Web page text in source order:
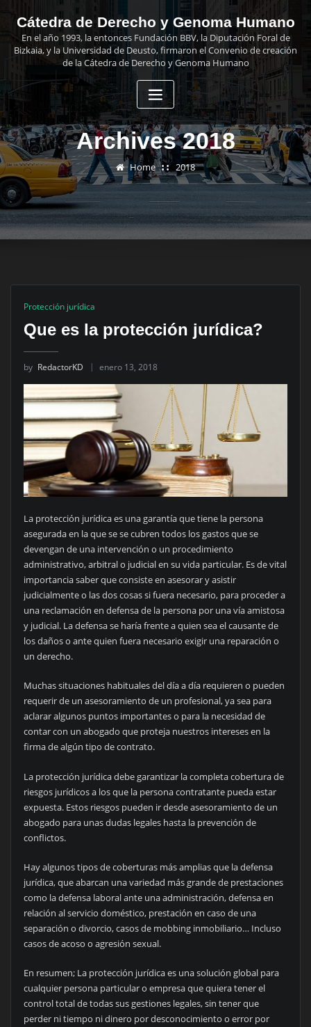
content
Cátedra de Derecho y Genoma Humano
En el año 1993, la entonces Fundación BBV, la Diputación Foral de
Bizkaia, y la Universidad de Deusto, firmaron el Convenio de creación
de la Cátedra de Derecho y Genoma Humano
Archives 2018
Home 2018
Protección jurídica
Que es la protección jurídica?
by RedactorKD enero 13, 2018
La protección jurídica es una garantía que tiene la persona
asegurada en la que se se cubren todos los gastos que se
devengan de una intervención o un procedimiento
administrativo, arbitral o judicial en su vida particular. Es de vital
importancia saber que consiste en asesorar y asistir
judicialmente o las dos cosas si fuera necesario, para proceder a
una reclamación en defensa de la persona por una vía amistosa
y judicial. La defensa se haría frente a quien sea el causante de
los daños o ante quien fuera necesario exigir una reparación o
un derecho.
Muchas situaciones habituales del día a día requieren o pueden
requerir de un asesoramiento de un profesional, ya sea para
aclarar algunos puntos importantes o para la necesidad de
contar con un abogado que proteja nuestros intereses en la
firma de algún tipo de contrato.
La protección jurídica debe garantizar la completa cobertura de
riesgos jurídicos a los que la persona contratante pueda estar
expuesta. Estos riesgos pueden ir desde asesoramiento de un
abogado para unas dudas legales hasta la prevención de
conflictos.
Hay algunos tipos de coberturas más amplias que la defensa
jurídica, que abarcan una variedad más grande de prestaciones
como la defensa laboral ante una administración, defensa en
relación al servicio doméstico, prestación en caso de una
separación o divorcio, casos de mobbing inmobiliario… Incluso
casos de acoso o agresión sexual.
En resumen; La protección jurídica es una solución global para
cualquier persona particular o empresa que quiera tener el
control total de todas sus gestiones legales, sin tener que
perder ni tiempo ni dinero por desconocimiento o error por